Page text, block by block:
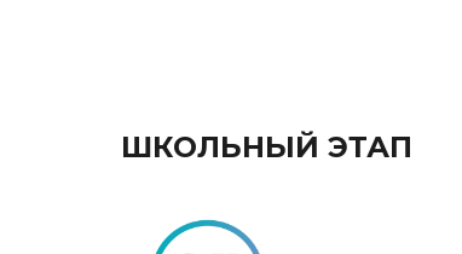
ШКОЛЬНЫЙ ЭТАП